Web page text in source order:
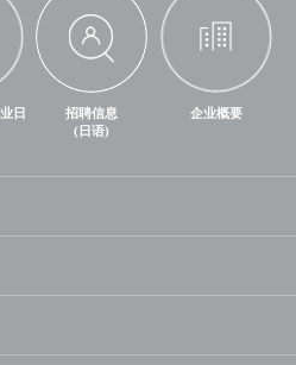
日
招聘信息
(日语)
企业概要